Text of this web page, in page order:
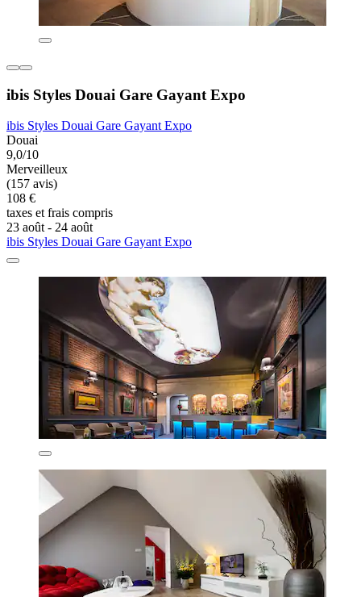
ibis Styles Douai Gare Gayant Expo
ibis Styles Douai Gare Gayant Expo
Douai
9,0/10
Merveilleux
(157 avis)
108 €
taxes et frais compris
23 août - 24 août
ibis Styles Douai Gare Gayant Expo